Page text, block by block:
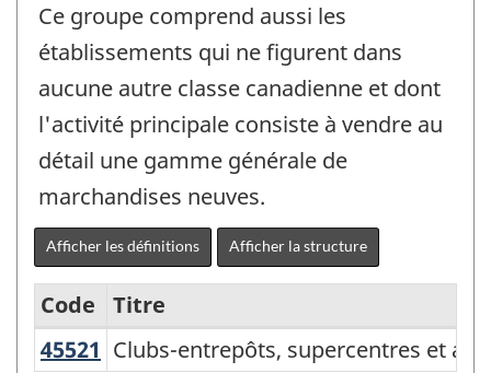
Ce groupe comprend aussi les
établissements qui ne figurent dans
aucune autre classe canadienne et dont
l'activité principale consiste à vendre au
détail une gamme générale de
marchandises neuves.
Afficher les définitions Afficher la structure
Variante
Code
Titre
45521 Clubs-entrepôts, supercentres et
Clubs-entrepôts, supercentres et